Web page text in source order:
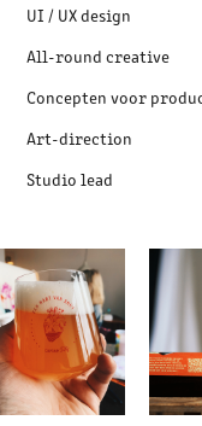
UI / UX design
All-round creative
Concepten voor
Art-direction
Studio lead